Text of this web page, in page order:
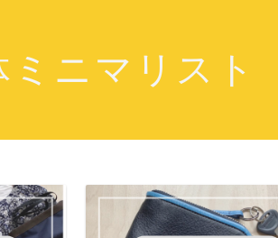
ミニマリスト